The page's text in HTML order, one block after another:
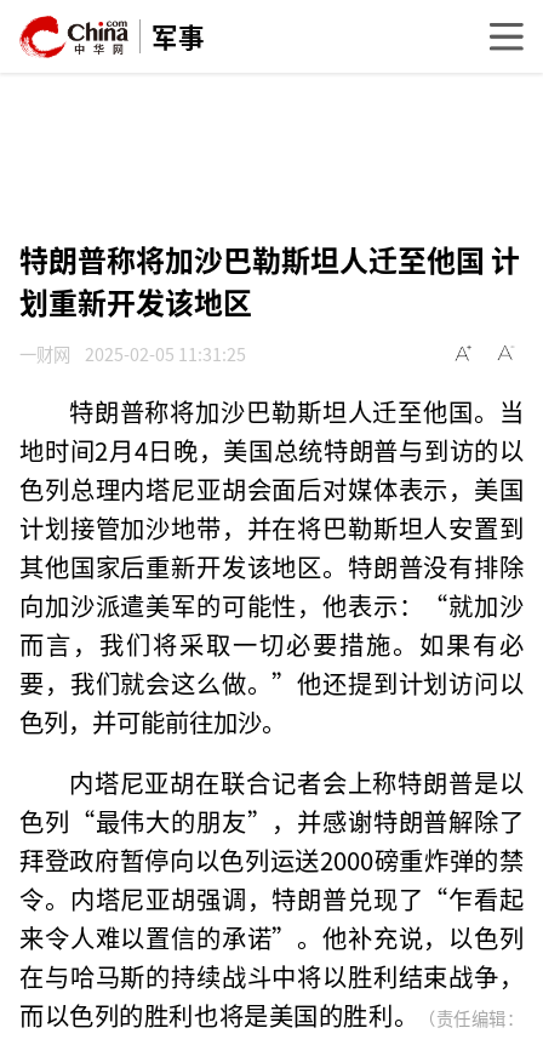
军事
特朗普称将加沙巴勒斯坦人迁至他国 计
划重新开发该地区
一财网 2025-02-05 11:31:25
特朗普称将加沙巴勒斯坦人迁至他国。当
地时间2月4日晚，美国总统特朗普与到访的以
色列总理内塔尼亚胡会面后对媒体表示，美国
计划接管加沙地带，并在将巴勒斯坦人安置到
其他国家后重新开发该地区。特朗普没有排除
向加沙派遣美军的可能性，他表示：“就加沙
而言，我们将采取一切必要措施。如果有必
要，我们就会这么做。”他还提到计划访问以
色列，并可能前往加沙。
内塔尼亚胡在联合记者会上称特朗普是以
色列“最伟大的朋友”，并感谢特朗普解除了
拜登政府暂停向以色列运送2000磅重炸弹的禁
令。内塔尼亚胡强调，特朗普兑现了“乍看起
来令人难以置信的承诺”。他补充说，以色列
在与哈马斯的持续战斗中将以胜利结束战争，
而以色列的胜利也将是美国的胜利。
（责任编辑：